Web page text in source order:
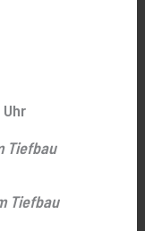
Tiefbau
Tiefbau